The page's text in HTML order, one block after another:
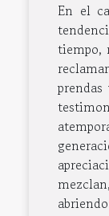
En el
tiempo,